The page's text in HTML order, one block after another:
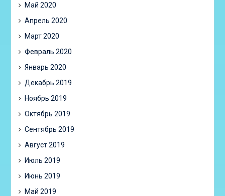
Май 2020
Апрель 2020
Март 2020
Февраль 2020
Январь 2020
Декабрь 2019
Ноябрь 2019
Октябрь 2019
Сентябрь 2019
Август 2019
Июль 2019
Июнь 2019
Май 2019